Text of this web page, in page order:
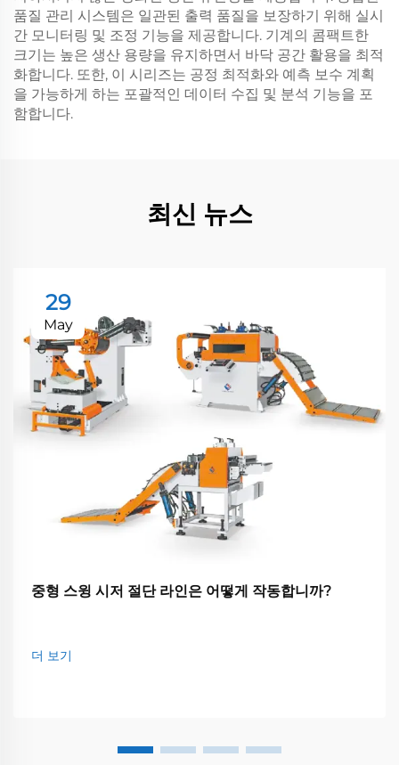
품질 관리 시스템은 일관된 출력 품질을 보장하기 위해 실시
간 모니터링 및 조정 기능을 제공합니다. 기계의 콤팩트한
크기는 높은 생산 용량을 유지하면서 바닥 공간 활용을 최적
화합니다. 또한, 이 시리즈는 공정 최적화와 예측 보수 계획
을 가능하게 하는 포괄적인 데이터 수집 및 분석 기능을 포
함합니다.
최신 뉴스
29
May
중형 스윙 시저 절단 라인은 어떻게 작동합니까?
더 보기